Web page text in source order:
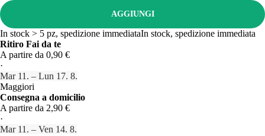
AGGIUNGI
In stock > 5 pz, spedizione immediataIn stock, spedizione immediata
Ritiro Fai da te
A partire da 0,90 €
·
Mar 11. – Lun 17. 8.
Maggiori
Consegna a domicilio
A partire da 2,90 €
·
Mar 11. – Ven 14. 8.